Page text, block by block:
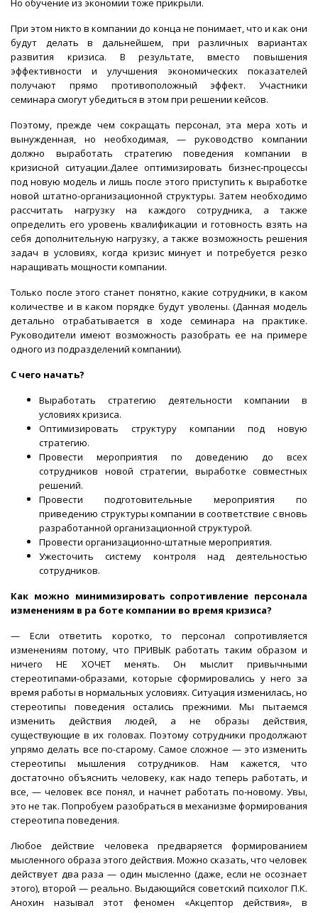
Но обучение из экономии тоже прикрыли.
При этом никто в компании до конца не понимает, что и как они
будут делать в дальнейшем, при различных вариантах
развития кризиса. В результате, вместо повышения
эффективности и улучшения экономических показателей
получают прямо противоположный эффект. Участники
семинара смогут убедиться в этом при решении кейсов.
Поэтому, прежде чем сокращать персонал, эта мера хоть и
вынужденная, но необходимая, — руководство компании
должно выработать стратегию поведения компании в
кризисной ситуации.Далее оптимизировать бизнес-процессы
под новую модель и лишь после этого приступить к выработке
новой штатно-организационной структуры. Затем необходимо
рассчитать нагрузку на каждого сотрудника, а также
определить его уровень квалификации и готовность взять на
себя дополнительную нагрузку, а также возможность решения
задач в условиях, когда кризис минует и потребуется резко
наращивать мощности компании.
Только после этого станет понятно, какие сотрудники, в каком
количестве и в каком порядке будут уволены. (Данная модель
детально отрабатывается в ходе семинара на практике.
Руководители имеют возможность разобрать ее на примере
одного из подразделений компании).
С чего начать?
Выработать стратегию деятельности компании в
условиях кризиса.
Оптимизировать структуру компании под новую
стратегию.
Провести мероприятия по доведению до всех
сотрудников новой стратегии, выработке совместных
решений.
Провести подготовительные мероприятия по
приведению структуры компании в соответствие с вновь
разработанной организационной структурой.
Провести организационно-штатные мероприятия.
Ужесточить систему контроля над деятельностью
сотрудников.
Как можно минимизировать сопротивление персонала
изменениям в ра боте компании во время кризиса?
— Если ответить коротко, то персонал сопротивляется
изменениям потому, что ПРИВЫК работать таким образом и
ничего НЕ ХОЧЕТ менять. Он мыслит привычными
стереотипами-образами, которые сформировались у него за
время работы в нормальных условиях. Ситуация изменилась, но
стереотипы поведения остались прежними. Мы пытаемся
изменить действия людей, а не образы действия,
существующие в их головах. Поэтому сотрудники продолжают
упрямо делать все по-старому. Самое сложное — это изменить
стереотипы мышления сотрудников. Нам кажется, что
достаточно объяснить человеку, как надо теперь работать, и
все, — человек все понял, и начнет работать по-новому. Увы,
это не так. Попробуем разобраться в механизме формирования
стереотипа поведения.
Любое действие человека предваряется формированием
мысленного образа этого действия. Можно сказать, что человек
действует два раза — один мысленно (даже, если не осознает
этого), второй — реально. Выдающийся советский психолог П.К.
Анохин называл этот феномен «Акцептор действия», в